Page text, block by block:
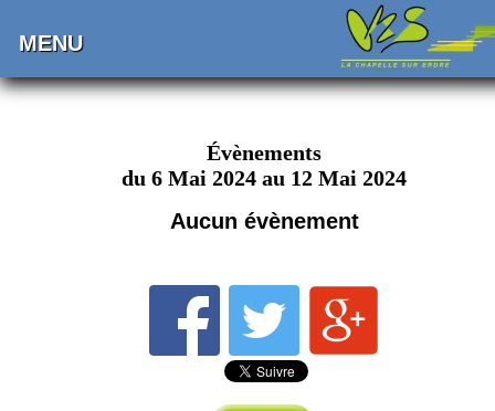
MENU
Évènements
du 6 Mai 2024 au 12 Mai 2024
Aucun évènement